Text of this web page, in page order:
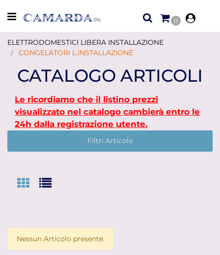
Open menu
0
ELETTRODOMESTICI LIBERA INSTALLAZIONE
CONGELATORI L.INSTALLAZIONE
CATALOGO ARTICOLI
Le ricordiamo che il listino prezzi
visualizzato nel catalogo cambierà entro le
24h dalla registrazione utente.
Filtri Articolo
Nessun Articolo presente.